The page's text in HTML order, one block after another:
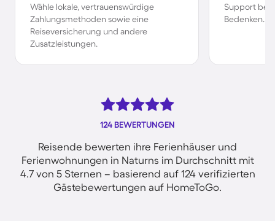
Wähle lokale, vertrauenswürdige
Zahlungsmethoden sowie eine
Reiseversicherung und andere
Zusatzleistungen.
Support bei
Bedenken.
124 BEWERTUNGEN
Reisende bewerten ihre Ferienhäuser und
Ferienwohnungen in Naturns im Durchschnitt mit
4.7 von 5 Sternen – basierend auf 124 verifizierten
Gästebewertungen auf HomeToGo.